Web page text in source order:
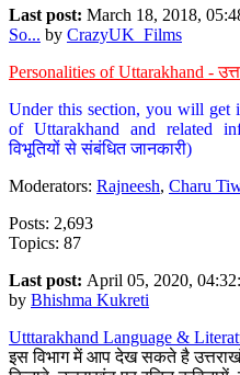
Last post: March 18, 2018,
So... by CrazyUK_Films
Personalities of Uttarakhand -
Under this section, you will get
of Uttarakhand and related
विभूतियों से संबंधित जानकारी)
Moderators: Rajneesh, Charu
Posts: 2,693
Topics: 87
Last post: April 05, 2020,
by Bhishma Kukreti
Utttarakhand Language &
इस विभाग में आप देख सकते है